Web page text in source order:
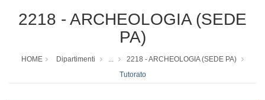
2218 - ARCHEOLOGIA (SEDE
PA)
HOME Dipartimenti ...
2218 - ARCHEOLOGIA (SEDE PA)
Tutorato